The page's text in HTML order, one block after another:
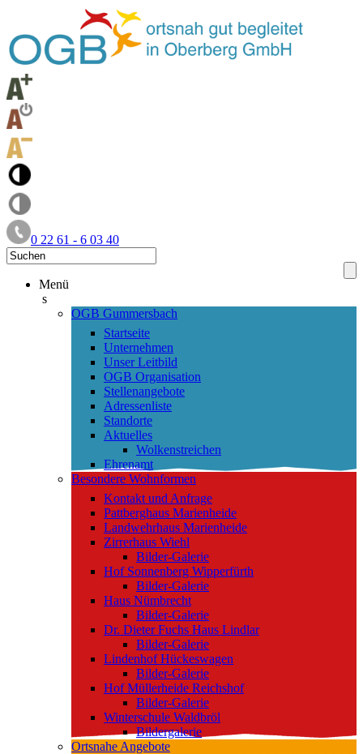
0 22 61 - 6 03 40
Menü
s
OGB Gummersbach
Startseite
Unternehmen
Unser Leitbild
OGB Organisation
Stellenangebote
Adressenliste
Standorte
Aktuelles
Wolkenstreichen
Ehrenamt
Besondere Wohnformen
Kontakt und Anfrage
Pattberghaus Marienheide
Landwehrhaus Marienheide
Zirrerhaus Wiehl
Bilder-Galerie
Hof Sonnenberg Wipperfürth
Bilder-Galerie
Haus Nümbrecht
Bilder-Galerie
Dr. Dieter Fuchs Haus Lindlar
Bilder-Galerie
Lindenhof Hückeswagen
Bilder-Galerie
Hof Müllerheide Reichshof
Bilder-Galerie
Winterschule Waldbröl
Bildergalerie
Ortsnahe Angebote